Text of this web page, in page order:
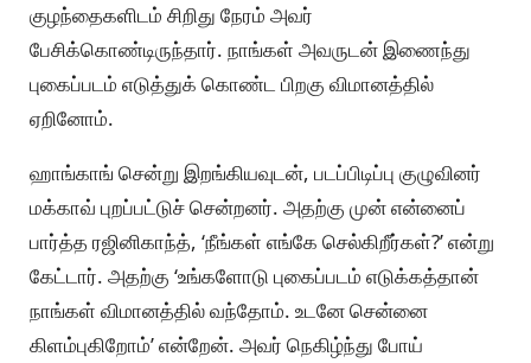
குழந்தைகளிடம் சிறிது நேரம் அவர்
பேசிக்கொண்டிருந்தார். நாங்கள் அவருடன் இணைந்து
புகைப்படம் எடுத்துக் கொண்ட பிறகு விமானத்தில்
ஏறினோம்.
ஹாங்காங் சென்று இறங்கியவுடன், படப்பிடிப்பு குழுவினர்
மக்காவ் புறப்பட்டுச் சென்றனர். அதற்கு முன் என்னைப்
பார்த்த ரஜினிகாந்த், ‘நீங்கள் எங்கே செல்கிறீர்கள்?’ என்று
கேட்டார். அதற்கு ‘உங்களோடு புகைப்படம் எடுக்கத்தான்
நாங்கள் விமானத்தில் வந்தோம். உடனே சென்னை
கிளம்புகிறோம்’ என்றேன். அவர் நெகிழ்ந்து போய்